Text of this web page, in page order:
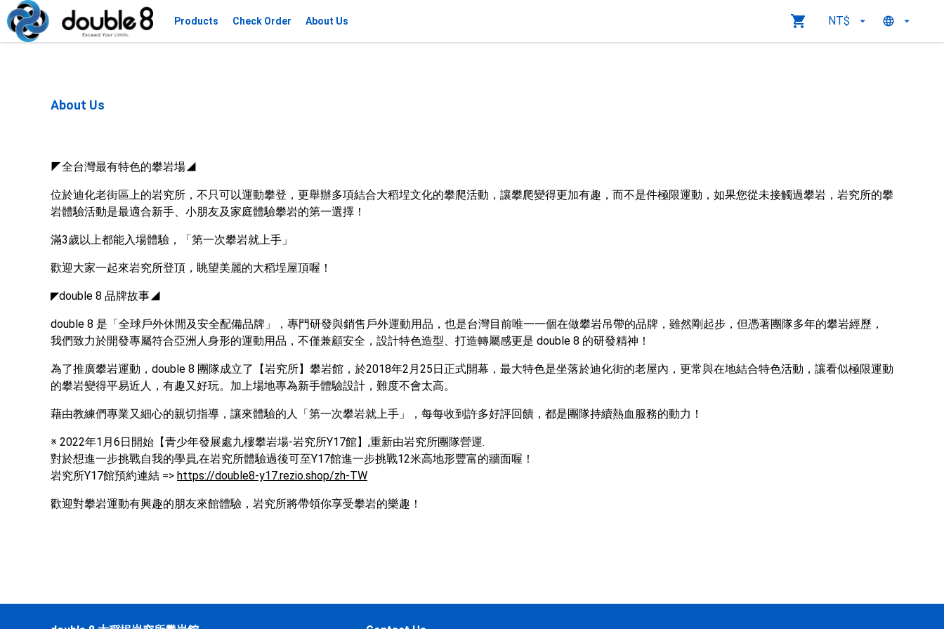
Products Check Order About Us NT$
About Us
◤全台灣最有特色的攀岩場◢
位於迪化老街區上的岩究所，不只可以運動攀登，更舉辦多項結合大稻埕文化的攀爬活動，讓攀爬變得更加有趣，而不是件極限運動，如果您從未接觸過攀岩，岩究所的攀
岩體驗活動是最適合新手、小朋友及家庭體驗攀岩的第一選擇！
滿3歲以上都能入場體驗，「第一次攀岩就上手」
歡迎大家一起來岩究所登頂，眺望美麗的大稻埕屋頂喔！
◤double 8 品牌故事◢
double 8 是「全球戶外休閒及安全配備品牌」，專門研發與銷售戶外運動用品，也是台灣目前唯一一個在做攀岩吊帶的品牌，雖然剛起步，但憑著團隊多年的攀岩經歷，
我們致力於開發專屬符合亞洲人身形的運動用品，不僅兼顧安全，設計特色造型、打造轉屬感更是 double 8 的研發精神！
為了推廣攀岩運動，double 8 團隊成立了【岩究所】攀岩館，於2018年2月25日正式開幕，最大特色是坐落於迪化街的老屋內，更常與在地結合特色活動，讓看似極限運動
的攀岩變得平易近人，有趣又好玩。加上場地專為新手體驗設計，難度不會太高。
藉由教練們專業又細心的親切指導，讓來體驗的人「第一次攀岩就上手」，每每收到許多好評回饋，都是團隊持續熱血服務的動力！
※ 2022年1月6日開始【青少年發展處九樓攀岩場-岩究所Y17館】,重新由岩究所團隊營運.
對於想進一步挑戰自我的學員,在岩究所體驗過後可至Y17館進一步挑戰12米高地形豐富的牆面喔！
岩究所Y17館預約連結 => https://double8-y17.rezio.shop/zh-TW
歡迎對攀岩運動有興趣的朋友來館體驗，岩究所將帶領你享受攀岩的樂趣！